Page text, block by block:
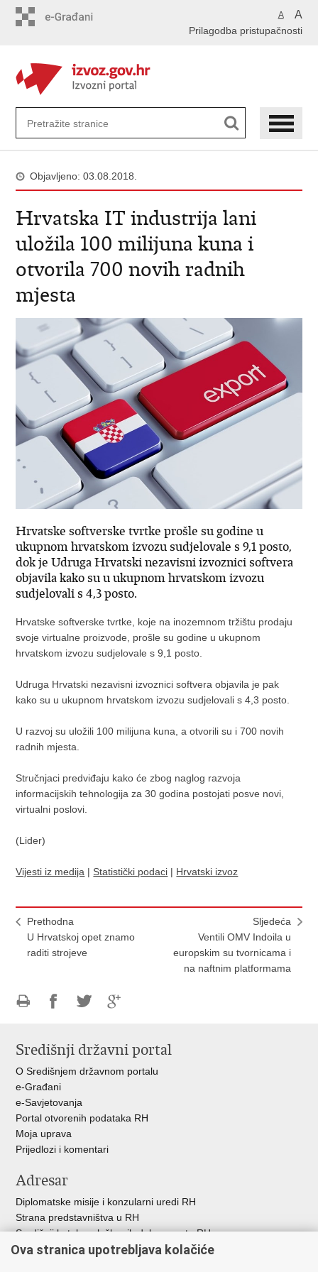
A A
Prilagodba pristupačnosti
Objavljeno: 03.08.2018.
Hrvatska IT industrija lani
uložila 100 milijuna kuna i
otvorila 700 novih radnih
mjesta
Hrvatske softverske tvrtke prošle su godine u
ukupnom hrvatskom izvozu sudjelovale s 9,1 posto,
dok je Udruga Hrvatski nezavisni izvoznici softvera
objavila kako su u ukupnom hrvatskom izvozu
sudjelovali s 4,3 posto.
Hrvatske softverske tvrtke, koje na inozemnom tržištu prodaju
svoje virtualne proizvode, prošle su godine u ukupnom
hrvatskom izvozu sudjelovale s 9,1 posto.
Udruga Hrvatski nezavisni izvoznici softvera objavila je pak
kako su u ukupnom hrvatskom izvozu sudjelovali s 4,3 posto.
U razvoj su uložili 100 milijuna kuna, a otvorili su i 700 novih
radnih mjesta.
Stručnjaci predviđaju kako će zbog naglog razvoja
informacijskih tehnologija za 30 godina postojati posve novi,
virtualni poslovi.
(Lider)
Vijesti iz medija | Statistički podaci | Hrvatski izvoz
Prethodna
U Hrvatskoj opet znamo
raditi strojeve
Sljedeća
Ventili OMV Indoila u
europskim su tvornicama i
na naftnim platformama
FacebookuTwitteruGoogle
Središnji državni portal
O Središnjem državnom portalu
e-Građani
e-Savjetovanja
Portal otvorenih podataka RH
Moja uprava
Prijedlozi i komentari
Adresar
Diplomatske misije i konzularni uredi RH
Strana predstavništva u RH
Središnji katalog službenih dokumenata RH
Adresar tijela javne vlasti
Ova stranica upotrebljava kolačiće